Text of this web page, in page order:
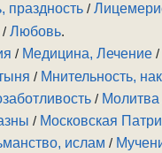
праздность /
/Любовь.
/ Медицина, Лечение /
/ Мнительность,
/ Молитва
/ Московская
ислам /